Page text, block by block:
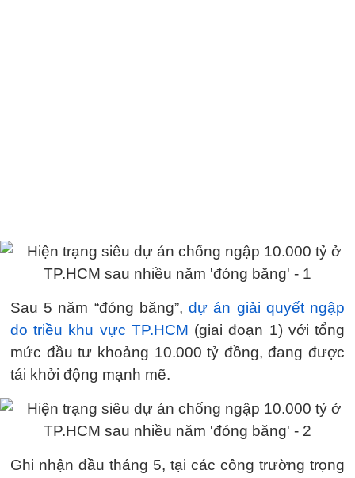
Sau 5 năm “đóng băng”,dự án giải quyết ngập
do triều khu vực TP.HCM (giai đoạn 1) với tổng
mức đầu tư khoảng 10.000 tỷ đồng, đang được
tái khởi động mạnh mẽ.
Ghi nhận đầu tháng 5, tại các công trường trọng